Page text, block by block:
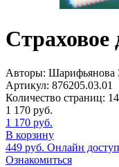
Страховое
Авторы: Шарифьянова
Артикул: 876205.03.01
Количество страниц:
1 170 руб.
1 170 руб.
В корзину
449 руб. Онлайн доступ
Ознакомиться